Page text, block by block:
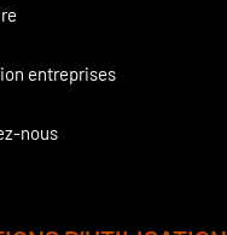
entreprises
nous